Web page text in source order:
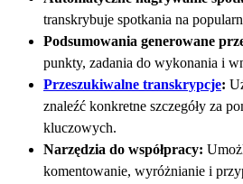
transkrybuje spotkania na
Podsumowania generowane
punkty, zadania do wykonania i
Przeszukiwalne transkrypcje:
znaleźć konkretne szczegóły za
kluczowych.
Narzędzia do współpracy:
komentowanie, wyróżnianie i